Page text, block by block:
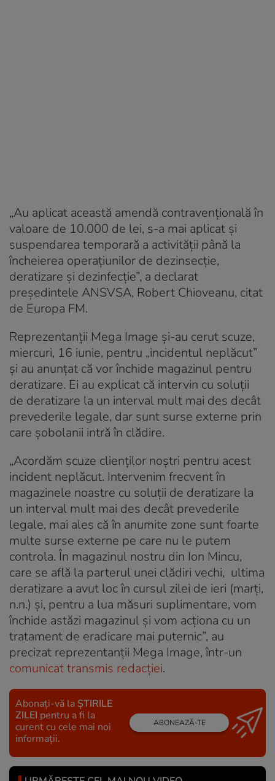
„Au aplicat această amendă contravențională în
valoare de 10.000 de lei, s-a mai aplicat și
suspendarea temporară a activității până la
încheierea operațiunilor de dezinsecție,
deratizare și dezinfecție”, a declarat
președintele ANSVSA, Robert Chioveanu, citat
de Europa FM.
Reprezentanții Mega Image și-au cerut scuze,
miercuri, 16 iunie, pentru „incidentul neplăcut”
și au anunțat că vor închide magazinul pentru
deratizare. Ei au explicat că intervin cu soluții
de deratizare la un interval mult mai des decât
prevederile legale, dar sunt surse externe prin
care șobolanii intră în clădire.
„Acordăm scuze clienților noștri pentru acest
incident neplăcut. Intervenim frecvent în
magazinele noastre cu soluții de deratizare la
un interval mult mai des decât prevederile
legale, mai ales că în anumite zone sunt foarte
multe surse externe pe care nu le putem
controla. În magazinul nostru din Ion Mincu,
care se află la parterul unei clădiri vechi, ultima
deratizare a avut loc în cursul zilei de ieri (marți,
n.n.) și, pentru a lua măsuri suplimentare, vom
închide astăzi magazinul și vom acționa cu un
tratament de eradicare mai puternic”, au
precizat reprezentanții Mega Image, într-un
comunicat transmis redacției.
Abonați-vă la ȘTIRILE
ZILEI pentru a fi la
curent cu cele mai noi
informații.
ABONEAZĂ-TE